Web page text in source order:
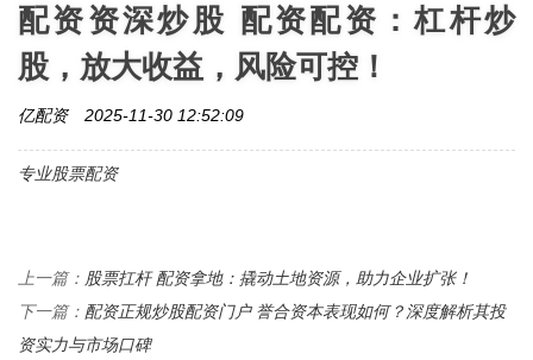
配资资深炒股 配资配资：杠杆炒
股，放大收益，风险可控！
亿配资 2025-11-30 12:52:09
专业股票配资
上一篇： 股票扛杆 配资拿地：撬动土地资源，助力企业扩张！
下一篇： 配资正规炒股配资门户 誉合资本表现如何？深度解析其投
资实力与市场口碑